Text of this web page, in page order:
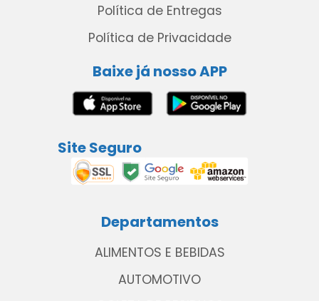
Política de Entregas
Política de Privacidade
Baixe já nosso APP
Site Seguro
Departamentos
ALIMENTOS E BEBIDAS
AUTOMOTIVO